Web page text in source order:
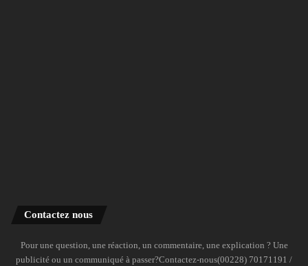
Contactez nous
Pour une question, une réaction, un commentaire, une explication ? Une
publicité ou un communiqué à passer?Contactez-nous(00228) 70171191 /